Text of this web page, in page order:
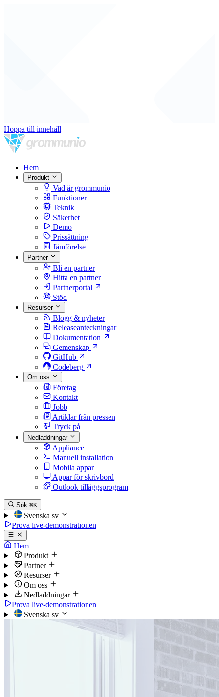
Hoppa till innehåll
Hem
Produkt
Vad är grommunio
Funktioner
Teknik
Säkerhet
Demo
Prissättning
Jämförelse
Partner
Bli en partner
Hitta en partner
Partnerportal
Stöd
Resurser
Blogg & nyheter
Releaseanteckningar
Dokumentation
Gemenskap
GitHub
Codeberg
Om oss
Företag
Kontakt
Jobb
Artiklar från pressen
Tryck på
Nedladdningar
Appliance
Manuell installation
Mobila appar
Appar för skrivbord
Outlook tilläggsprogram
Sök ⌘K
Svenska sv
Prova live-demonstrationen
Hem
Produkt
Partner
Resurser
Om oss
Nedladdningar
Prova live-demonstrationen
Svenska sv